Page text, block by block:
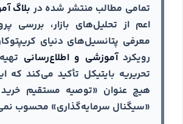
تمامی مطالب منتشر شده دربلاگ
اعم از تحلیل‌های بازار، بررسی
معرفی پتانسیل‌های دنیای
رویکردآموزشی و اطلاع‌رسانی
تحریریه بایتیکل تأکید می‌کند که
هیچ عنوان «توصیه مستقیم
«سیگنال سرمایه‌گذاری» محسوب